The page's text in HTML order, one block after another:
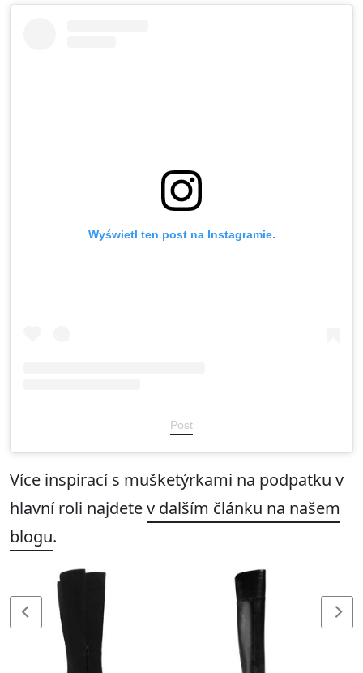
Wyświetl ten post na Instagramie.
Post
Více inspirací s mušketýrkami na podpatku v
hlavní roli najdetev dalším článku na našem
blogu.